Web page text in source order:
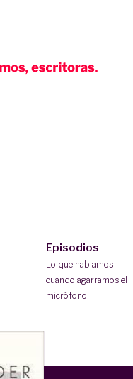
Episodios
Lo que hablamos
cuando agarramos el
micrófono.